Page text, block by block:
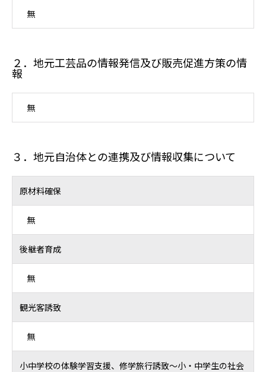
無
２．地元工芸品の情報発信及び販売促進方策の情
報
無
３．地元自治体との連携及び情報収集について
原材料確保
無
後継者育成
無
観光客誘致
無
小中学校の体験学習支援、修学旅行誘致～小・中学生の社会